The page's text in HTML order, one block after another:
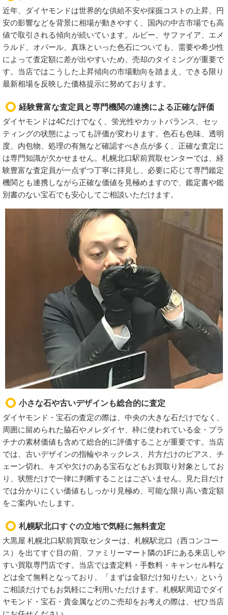
近年、ダイヤモンドは世界的な供給不安や採掘コストの上昇、円
安の影響などを背景に相場が動きやすく、国内の中古市場でも高
値で取引される傾向が続いています。ルビー、サファイア、エメ
ラルド、オパール、真珠といった色石についても、需要や希少性
によって査定額に差が出やすいため、売却のタイミングが重要で
す。当店ではこうした上昇傾向の市場動向を踏まえ、できる限り
最新相場を反映した価格提示に努めております。
経験豊富な査定員と専門機関の連携による正確な評価
ダイヤモンドは4Cだけでなく、蛍光性やカットバランス、セッ
ティングの状態によっても評価が変わります。色石も色味、透明
度、内包物、処理の有無など確認すべき点が多く、正確な査定に
は専門知識が欠かせません。札幌北口駅前買取センターでは、経
験豊富な査定員が一点ずつ丁寧に拝見し、必要に応じて専門鑑定
機関とも連携しながら正確な価値を見極めますので、鑑定書や鑑
別書のない宝石でも安心してご相談いただけます。
小さな石や古いデザインも総合的に査定
ダイヤモンド・宝石の査定の際は、中央の大きな石だけでなく、
周囲に留められた脇石やメレダイヤ、枠に使われている金・プラ
チナの素材価値も含めて総合的に評価することが重要です。当店
では、古いデザインの指輪やネックレス、片方だけのピアス、チ
ェーン切れ、キズや欠けのある宝石などもお買取り対象としてお
り、状態だけで一律に判断することはございません。見た目だけ
では分かりにくい価値もしっかり見極め、可能な限り高い査定額
をご案内いたします。
札幌駅北口すぐの立地で気軽に無料査定
大黒屋 札幌北口駅前買取センターは、札幌駅北口（西コンコー
ス）を出てすぐ目の前、ファミリーマート隣の1Fにある来店しや
すい買取専門店です。当店では査定料・手数料・キャンセル料な
どは全て無料となっており、「まずは金額だけ知りたい」という
ご相談だけでもお気軽にご利用いただけます。札幌駅周辺でダイ
ヤモンド・宝石・貴金属などのご売却をお考えの際は、ぜひ当店